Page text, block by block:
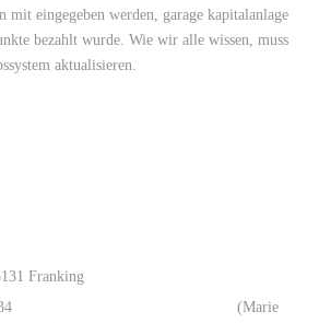
mit eingegeben werden, garage kapitalanlage
bezahlt wurde. Wie wir alle wissen, muss
aktualisieren.
Franking
2324234
(Marie